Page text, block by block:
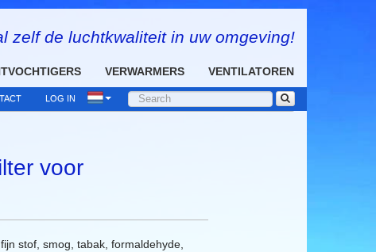
zelf de luchtkwaliteit in uw omgeving!
VERWARMERS VENTILATOREN
LOG IN
voor
stof, smog, tabak, formaldehyde,